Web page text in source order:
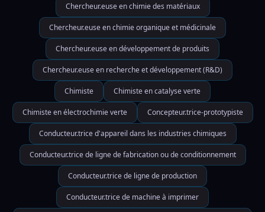
Chercheur.euse en chimie des matériaux
Chercheur.euse en chimie organique et médicinale
Chercheur.euse en développement de produits
Chercheur.euse en recherche et développement (R&D)
Chimiste Chimiste en catalyse verte
Chimiste en électrochimie verte Concepteur.trice-prototypiste
Conducteur.trice d'appareil dans les industries chimiques
Conducteur.trice de ligne de fabrication ou de conditionnement
Conducteur.trice de ligne de production
Conducteur.trice de machine à imprimer